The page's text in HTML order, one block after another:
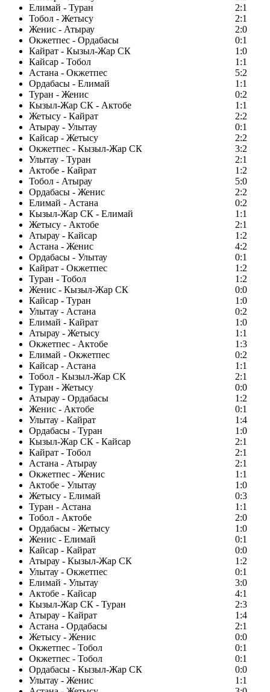
Елимай - Туран
2:1
Тобол - Жетысу
2:1
Женис - Атырау
2:0
Окжетпес - Ордабасы
0:1
Кайрат - Кызыл-Жар СК
1:0
Кайсар - Тобол
1:1
Астана - Окжетпес
5:2
Ордабасы - Елимай
1:1
Туран - Женис
0:2
Кызыл-Жар СК - Актобе
1:1
Жетысу - Кайрат
2:2
Атырау - Улытау
0:1
Кайсар - Жетысу
2:2
Окжетпес - Кызыл-Жар СК
3:2
Улытау - Туран
2:1
Актобе - Кайрат
1:2
Тобол - Атырау
5:0
Ордабасы - Женис
2:2
Елимай - Астана
0:2
Кызыл-Жар СК - Елимай
1:1
Жетысу - Актобе
2:1
Атырау - Кайсар
1:2
Астана - Женис
4:2
Ордабасы - Улытау
0:1
Кайрат - Окжетпес
1:2
Туран - Тобол
1:2
Женис - Кызыл-Жар СК
0:0
Кайсар - Туран
1:0
Улытау - Астана
0:2
Елимай - Кайрат
1:0
Атырау - Жетысу
1:1
Окжетпес - Актобе
1:3
Елимай - Окжетпес
0:2
Кайсар - Астана
1:1
Тобол - Кызыл-Жар СК
2:1
Туран - Жетысу
0:0
Атырау - Ордабасы
1:2
Женис - Актобе
0:1
Улытау - Кайрат
1:4
Ордабасы - Туран
1:0
Кызыл-Жар СК - Кайсар
2:1
Кайрат - Тобол
2:1
Астана - Атырау
2:1
Окжетпес - Женис
1:1
Актобе - Улытау
1:0
Жетысу - Елимай
0:3
Туран - Астана
1:1
Тобол - Актобе
2:0
Ордабасы - Жетысу
1:0
Женис - Елимай
0:1
Кайсар - Кайрат
0:0
Атырау - Кызыл-Жар СК
1:2
Улытау - Окжетпес
0:1
Елимай - Улытау
3:0
Актобе - Кайсар
4:1
Кызыл-Жар СК - Туран
2:3
Атырау - Кайрат
1:4
Астана - Ордабасы
2:1
Жетысу - Женис
0:0
Окжетпес - Тобол
0:1
Окжетпес - Тобол
0:1
Ордабасы - Кызыл-Жар СК
0:0
Улытау - Женис
1:1